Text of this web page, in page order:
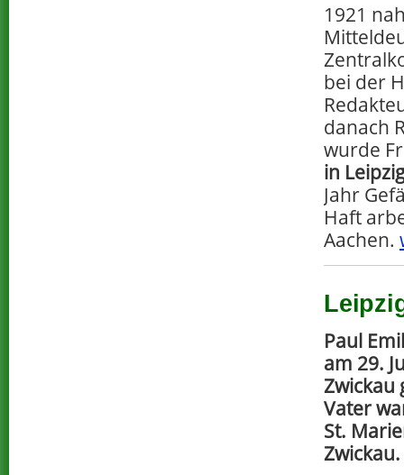
1921
bei der
danach
wurde
in
Jahr
Haft
Aachen.
Paul
am 29.
Zwickau
Vater
St.
Zwickau.